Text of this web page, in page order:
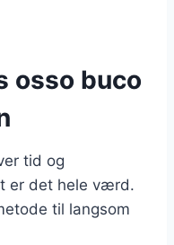
osso buco
tid og
er det hele værd.
til langsom